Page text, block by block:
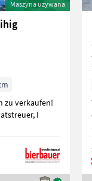
Maszyna używana
zu verkaufen!
I